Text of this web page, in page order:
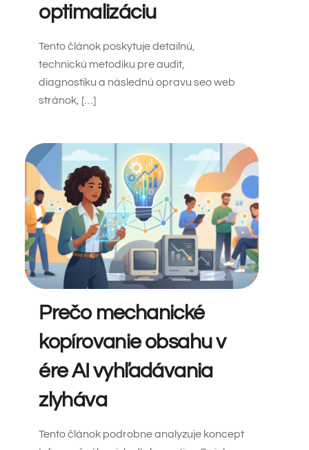
optimalizáciu
Tento článok poskytuje detailnú,
technickú metodiku pre audit,
diagnostiku a následnú opravu seo web
stránok, […]
Prečo mechanické
kopírovanie obsahu v
ére AI vyhľadávania
zlyháva
Tento článok podrobne analyzuje koncept